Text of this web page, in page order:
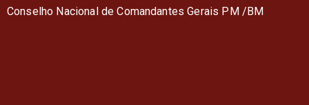
Conselho Nacional de Comandantes Gerais PM /BM